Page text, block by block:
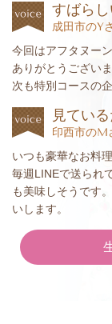
すばら
成田市のY
今回はアフタヌー
ありがとうござい
次も特別コースの
見てい
印西市のM
いつも豪華なお料
毎週LINEで送られ
も美味しそうです
いします。